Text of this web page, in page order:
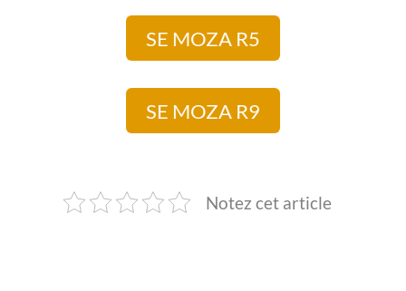
SE MOZA R5
SE MOZA R9
Notez cet article